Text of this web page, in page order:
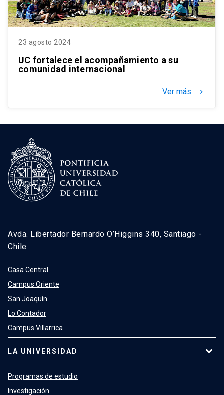
23 agosto 2024
UC fortalece el acompañamiento a su
comunidad internacional
Ver más keyboard_arrow_right
Avda. Libertador Bernardo O’Higgins 340, Santiago -
Chile
Casa Central
Campus Oriente
San Joaquín
Lo Contador
Campus Villarrica
LA UNIVERSIDAD
Programas de estudio
Investigación